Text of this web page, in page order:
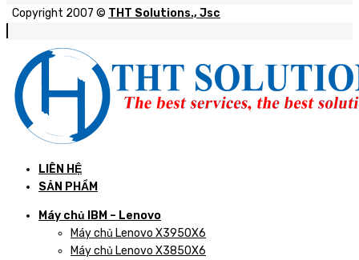
Copyright 2007 © THT Solutions., Jsc
LIÊN HỆ
SẢN PHẨM
Máy chủ IBM – Lenovo
Máy chủ Lenovo X3950X6
Máy chủ Lenovo X3850X6